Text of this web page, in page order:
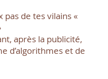
pas de tes vilains «
après la publicité,
d’algorithmes et de